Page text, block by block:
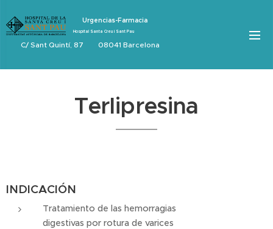
Urgencias-Farmacia
Hospital Santa Creu i Sant Pau
C/ Sant Quintí, 87 08041 Barcelona
Terlipresina
INDICACIÓN
Tratamiento de las hemorragias
digestivas por rotura de varices